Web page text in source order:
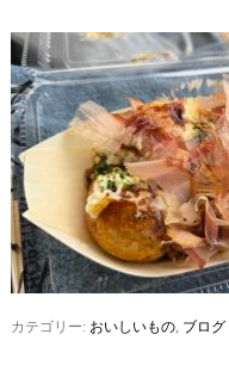
カテゴリー: おいしいもの, ブログ